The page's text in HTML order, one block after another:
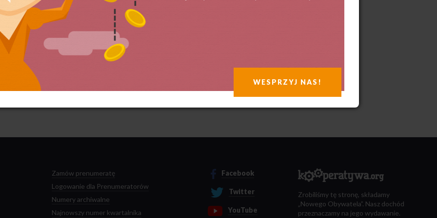
Zamów prenumeratę
Logowanie dla Prenumeratorów
Numery archiwalne
Najnowszy numer kwartalnika
Facebook
Twitter
YouTube
Zrobiliśmy tę stronę, składamy
„Nowego Obywatela”. Nasz dochód
przeznaczamy na jego wydawanie.
WESPRZYJ NAS!